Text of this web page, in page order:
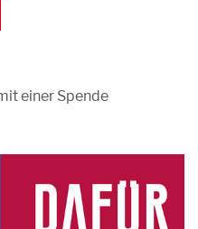
einer Spende